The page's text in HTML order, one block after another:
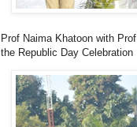
Prof Naima Khatoon with
the Republic Day Celebration